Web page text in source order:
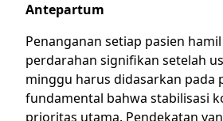
Antepartum
Penanganan setiap pasien
perdarahan signifikan setelah
minggu harus didasarkan pada
fundamental bahwa stabilisasi
prioritas utama. Pendekatan